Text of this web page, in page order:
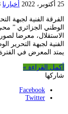
25 أكتوبر، 2022 أخبارنا
الفرقة الفنية لجبهة
الوطني الجزائري ”
الاستقلال، معرضا
الفنية لجبهة
يمتد المعرض في
أكمل القراءة »
شاركها
Facebook
Twitter